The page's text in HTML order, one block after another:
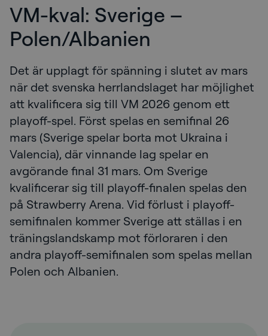
VM-kval: Sverige –
Polen/Albanien
Det är upplagt för spänning i slutet av mars
när det svenska herrlandslaget har möjlighet
att kvalificera sig till VM 2026 genom ett
playoff-spel. Först spelas en semifinal 26
mars (Sverige spelar borta mot Ukraina i
Valencia), där vinnande lag spelar en
avgörande final 31 mars. Om Sverige
kvalificerar sig till playoff-finalen spelas den
på Strawberry Arena. Vid förlust i playoff-
semifinalen kommer Sverige att ställas i en
träningslandskamp mot förloraren i den
andra playoff-semifinalen som spelas mellan
Polen och Albanien.